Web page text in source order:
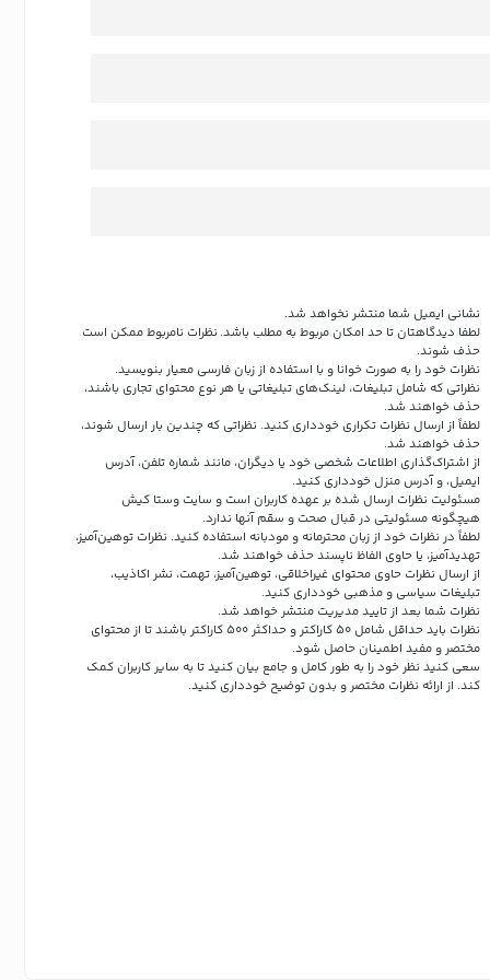
نشانی ایمیل شما منتشر نخواهد شد.
لطفا دیدگاهتان تا حد امکان مربوط به مطلب باشد. نظرات نامربوط ممکن است
حذف شوند.
نظرات خود را به صورت خوانا و با استفاده از زبان فارسی معیار بنویسید.
نظراتی که شامل تبلیغات، لینک‌های تبلیغاتی یا هر نوع محتوای تجاری باشند،
حذف خواهند شد.
لطفاً از ارسال نظرات تکراری خودداری کنید. نظراتی که چندین بار ارسال شوند،
حذف خواهند شد.
از اشتراک‌گذاری اطلاعات شخصی خود یا دیگران، مانند شماره تلفن، آدرس
ایمیل، و آدرس منزل خودداری کنید.
مسئولیت نظرات ارسال شده بر عهده کاربران است و سایت وستا کیش
هیچگونه مسئولیتی در قبال صحت و سقم آنها ندارد.
لطفاً در نظرات خود از زبان محترمانه و مودبانه استفاده کنید. نظرات توهین‌آمیز،
تهدیدآمیز، یا حاوی الفاظ ناپسند حذف خواهند شد.
از ارسال نظرات حاوی محتوای غیراخلاقی، توهین‌آمیز، تهمت، نشر اکاذیب،
تبلیغات سیاسی و مذهبی خودداری کنید.
نظرات شما بعد از تایید مدیریت منتشر خواهد شد.
نظرات باید حداقل شامل 50 کاراکتر و حداکثر 500 کاراکتر باشند تا از محتوای
مختصر و مفید اطمینان حاصل شود.
سعی کنید نظر خود را به طور کامل و جامع بیان کنید تا به سایر کاربران کمک
کند. از ارائه نظرات مختصر و بدون توضیح خودداری کنید.